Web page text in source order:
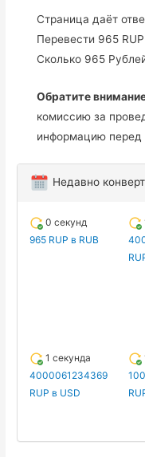
Страница даёт
Перевести 965
Сколько 965
Обратите
комиссию за
информацию перед
Недавно
0 секунд
965 RUP в RUB
1 секунда
4000061234369
RUP в USD